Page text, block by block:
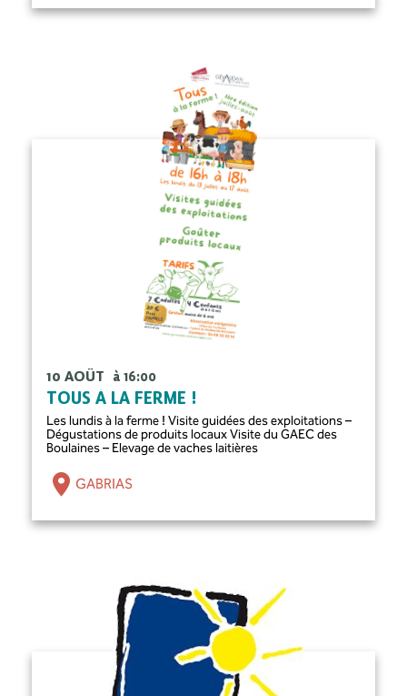
10 AOÛT à 16:00
TOUS À LA FERME !
Les lundis à la ferme ! Visite guidées des exploitations –
Dégustations de produits locaux Visite du GAEC des
Boulaines – Elevage de vaches laitières
GABRIAS